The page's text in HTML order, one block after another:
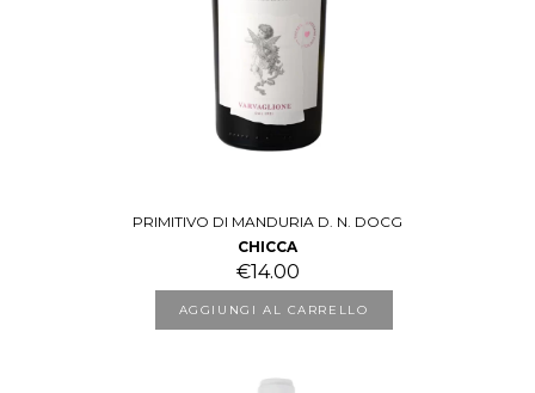
PRIMITIVO DI MANDURIA D. N. DOCG
CHICCA
€14.00
AGGIUNGI AL CARRELLO